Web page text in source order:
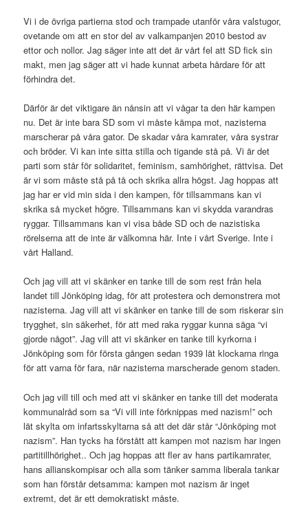
Vi i de övriga partierna stod och trampade utanför våra valstugor,
ovetande om att en stor del av valkampanjen 2010 bestod av
ettor och nollor. Jag säger inte att det är vårt fel att SD fick sin
makt, men jag säger att vi hade kunnat arbeta hårdare för att
förhindra det.
Därför är det viktigare än nånsin att vi vågar ta den här kampen
nu. Det är inte bara SD som vi måste kämpa mot, nazisterna
marscherar på våra gator. De skadar våra kamrater, våra systrar
och bröder. Vi kan inte sitta stilla och tigande stå på. Vi är det
parti som står för solidaritet, feminism, samhörighet, rättvisa. Det
är vi som måste stå på tå och skrika allra högst. Jag hoppas att
jag har er vid min sida i den kampen, för tillsammans kan vi
skrika så mycket högre. Tillsammans kan vi skydda varandras
ryggar. Tillsammans kan vi visa både SD och de nazistiska
rörelserna att de inte är välkomna här. Inte i vårt Sverige. Inte i
vårt Halland.
Och jag vill att vi skänker en tanke till de som rest från hela
landet till Jönköping idag, för att protestera och demonstrera mot
nazisterna. Jag vill att vi skänker en tanke till de som riskerar sin
trygghet, sin säkerhet, för att med raka ryggar kunna säga “vi
gjorde något”. Jag vill att vi skänker en tanke till kyrkorna i
Jönköping som för första gången sedan 1939 lät klockarna ringa
för att varna för fara, när nazisterna marscherade genom staden.
Och jag vill till och med att vi skänker en tanke till det moderata
kommunalråd som sa “Vi vill inte förknippas med nazism!” och
lät skylta om infartsskyltarna så att det där står “Jönköping mot
nazism”. Han tycks ha förstått att kampen mot nazism har ingen
partitillhörighet.. Och jag hoppas att fler av hans partikamrater,
hans allianskompisar och alla som tänker samma liberala tankar
som han förstår detsamma: kampen mot nazism är inget
extremt, det är ett demokratiskt måste.